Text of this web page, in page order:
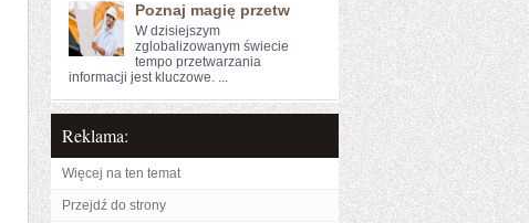
Poznaj magię przetw
W⁤ dzisiejszym
zglobalizowanym świecie
tempo przetwarzania
informacji⁤ jest kluczowe. ...
Reklama:
Więcej na ten temat
Przejdź do strony